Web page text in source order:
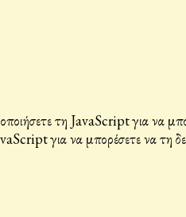
τη JavaScript για να
για να μπορέσετε να τη